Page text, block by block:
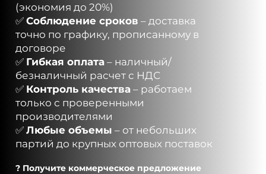
(экономия до 20%)
✅ Соблюдение сроков – доставка
точно по графику, прописанному в
договоре
✅ Гибкая оплата – наличный/
безналичный расчет с НДС
✅ Контроль качества – работаем
только с проверенными
производителями
✅ Любые объемы – от небольших
партий до крупных оптовых поставок
? Получите коммерческое предложение